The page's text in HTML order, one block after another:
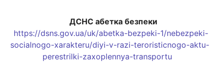
ДСНС абетка безпеки
https://dsns.gov.ua/uk/abetka-bezpeki-1/nebezpeki-
socialnogo-xarakteru/diyi-v-razi-teroristicnogo-aktu-
perestrilki-zaxoplennya-transportu